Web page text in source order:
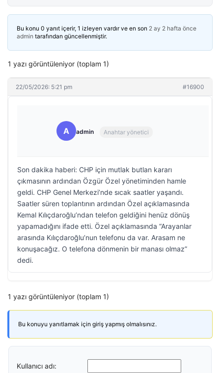
Bu konu 0 yanıt içerir, 1 izleyen vardır ve en son 2 ay 2 hafta önce
admin tarafından güncellenmiştir.
1 yazı görüntüleniyor (toplam 1)
22/05/2026: 5:21 pm #16900
A admin Anahtar yönetici
Son dakika haberi: CHP için mutlak butlan kararı
çıkmasının ardından Özgür Özel yönetiminden hamle
geldi. CHP Genel Merkezi’nde sıcak saatler yaşandı.
Saatler süren toplantının ardından Özel açıklamasında
Kemal Kılıçdaroğlu’ndan telefon geldiğini henüz dönüş
yapamadığını ifade etti. Özel açıklamasında “Arayanlar
arasında Kılıçdaroğlu’nun telefonu da var. Arasam ne
konuşacağız. O telefona dönmenin bir manası olmaz”
dedi.
1 yazı görüntüleniyor (toplam 1)
Bu konuyu yanıtlamak için giriş yapmış olmalısınız.
Kullanıcı adı: